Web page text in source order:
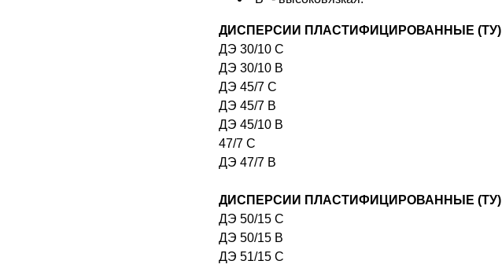
ДИСПЕРСИИ ПЛАСТИФИЦИРОВАННЫЕ (ТУ)
ДЭ 30/10 С
ДЭ 30/10 В
ДЭ 45/7 С
ДЭ 45/7 В
ДЭ 45/10 В
47/7 С
ДЭ 47/7 В
ДИСПЕРСИИ ПЛАСТИФИЦИРОВАННЫЕ (ТУ)
ДЭ 50/15 С
ДЭ 50/15 В
ДЭ 51/15 С